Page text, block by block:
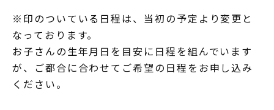
※印のついている日程は、当初の予定より変更と
なっております。
お子さんの生年月日を目安に日程を組んでいます
が、ご都合に合わせてご希望の日程をお申し込み
ください。